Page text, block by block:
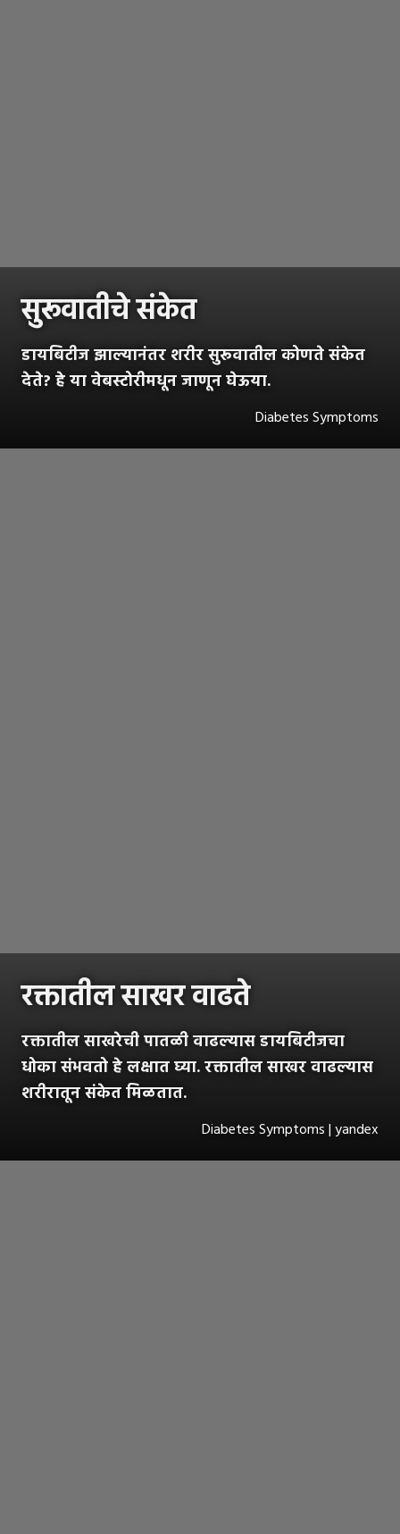
सुरूवातीचे संकेत
डायबिटीज झाल्यानंतर शरीर सुरूवातील कोणते संकेत
देते? हे या वेबस्टोरीमधून जाणून घेऊया.
Diabetes Symptoms
रक्तातील साखर वाढते
रक्तातील साखरेची पातळी वाढल्यास डायबिटीजचा
धोका संभवतो हे लक्षात घ्या. रक्तातील साखर वाढल्यास
शरीरातून संकेत मिळतात.
Diabetes Symptoms | yandex